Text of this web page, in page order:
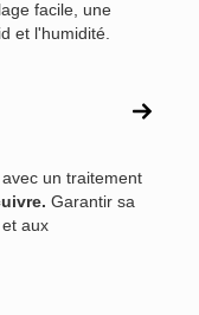
facile, une
et l'humidité.
un traitement
Garantir sa
aux